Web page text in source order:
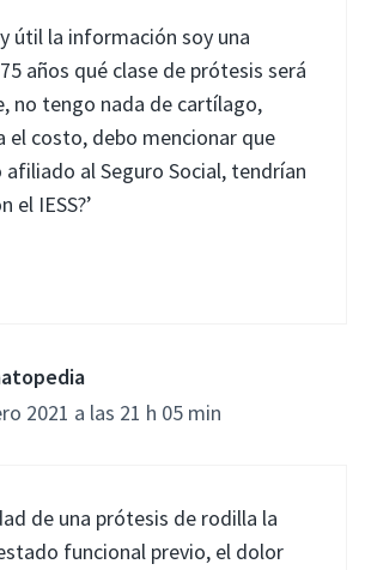
útil la información soy una
años qué clase de prótesis será
no tengo nada de cartílago,
el costo, debo mencionar que
afiliado al Seguro Social, tendrían
el IESS?’
2021 a las 21 h 05 min
de una prótesis de rodilla la
funcional previo, el dolor